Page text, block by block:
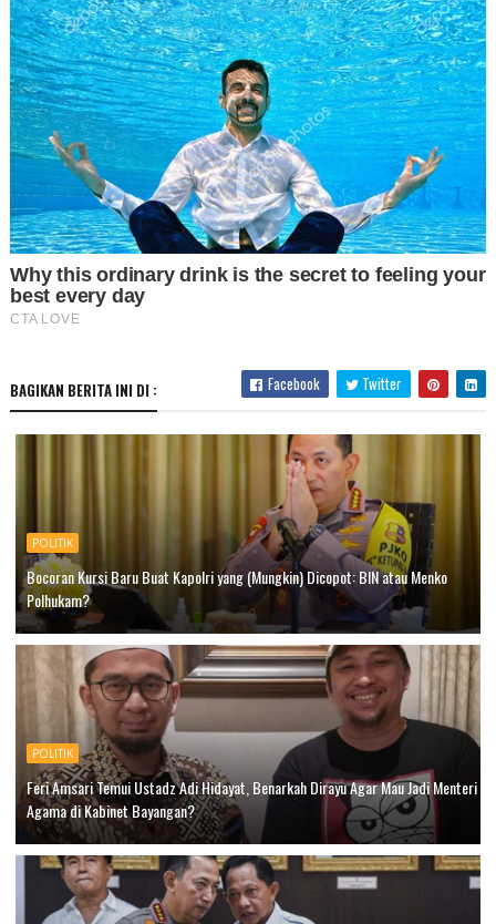
BAGIKAN BERITA INI DI : Facebook Twitter
POLITIK
Bocoran Kursi Baru Buat Kapolri yang (Mungkin) Dicopot: BIN atau Menko
Polhukam?
POLITIK
Feri Amsari Temui Ustadz Adi Hidayat, Benarkah Dirayu Agar Mau Jadi Menteri
Agama di Kabinet Bayangan?